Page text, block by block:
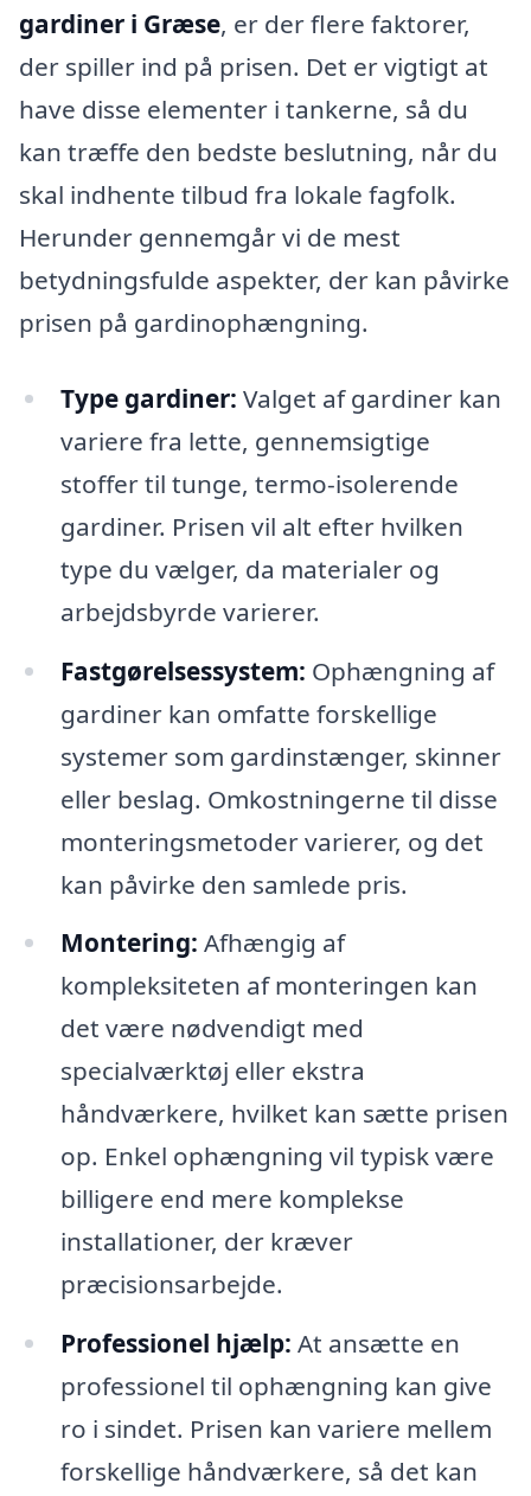
gardiner i Græse, er der flere faktorer,
der spiller ind på prisen. Det er vigtigt at
have disse elementer i tankerne, så du
kan træffe den bedste beslutning, når du
skal indhente tilbud fra lokale fagfolk.
Herunder gennemgår vi de mest
betydningsfulde aspekter, der kan påvirke
prisen på gardinophængning.
Type gardiner: Valget af gardiner kan
variere fra lette, gennemsigtige
stoffer til tunge, termo-isolerende
gardiner. Prisen vil alt efter hvilken
type du vælger, da materialer og
arbejdsbyrde varierer.
Fastgørelsessystem: Ophængning af
gardiner kan omfatte forskellige
systemer som gardinstænger, skinner
eller beslag. Omkostningerne til disse
monteringsmetoder varierer, og det
kan påvirke den samlede pris.
Montering: Afhængig af
kompleksiteten af monteringen kan
det være nødvendigt med
specialværktøj eller ekstra
håndværkere, hvilket kan sætte prisen
op. Enkel ophængning vil typisk være
billigere end mere komplekse
installationer, der kræver
præcisionsarbejde.
Professionel hjælp: At ansætte en
professionel til ophængning kan give
ro i sindet. Prisen kan variere mellem
forskellige håndværkere, så det kan